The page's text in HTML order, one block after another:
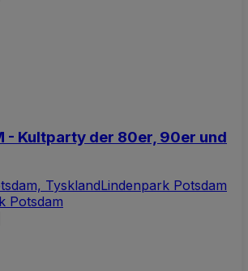
- Kultparty der 80er, 90er und
TysklandLindenpark Potsdam
Potsdam